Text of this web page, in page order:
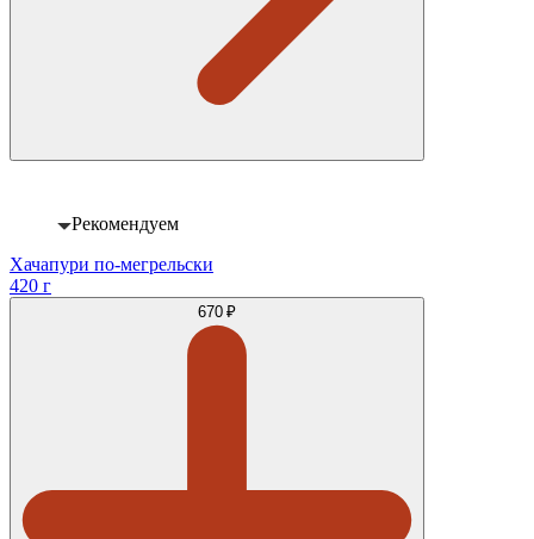
Рекомендуем
Хачапури по-мегрельски
420 г
670 ₽